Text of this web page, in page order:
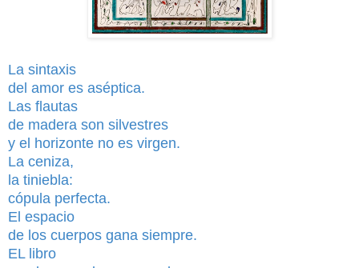
La sintaxis
del amor es aséptica.
Las flautas
de madera son silvestres
y el horizonte no es virgen.
La ceniza,
la tiniebla:
cópula perfecta.
El espacio
de los cuerpos gana siempre.
EL libro